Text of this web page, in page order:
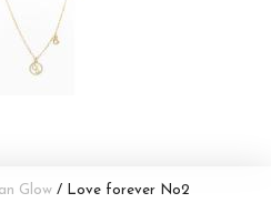
Glow/ Love forever No2